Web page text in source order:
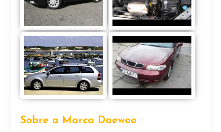
Sobre a Marca Daewoo